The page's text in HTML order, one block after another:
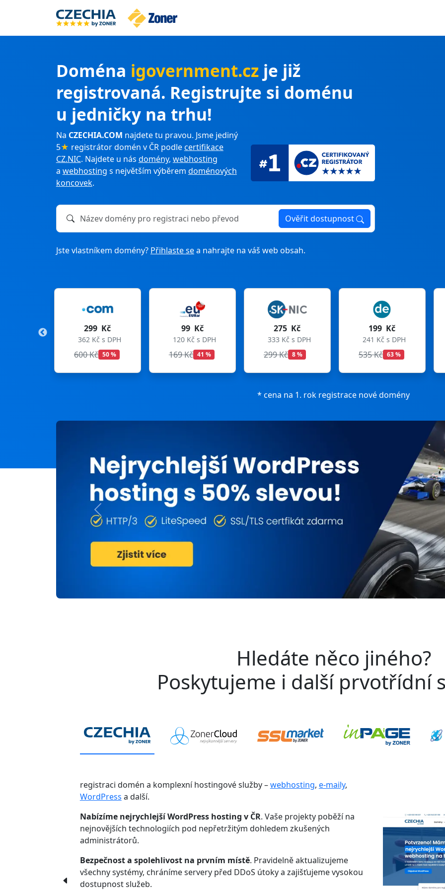
Doména igovernment.cz je již
registrovaná. Registrujte si doménu
u jedničky na trhu!
Na CZECHIA.COM najdete tu pravou. Jsme jediný
5★ registrátor domén v ČR podlecertifikace
CZ.NIC. Najdete u nás domény, webhosting
a webhosting s největším výběrem doménových
koncovek.
Název domény k registraci nebo převodu Ověřit dostupnost
Jste vlastníkem domény? Přihlaste sea nahrajte na váš web obsah.
299 Kč
362 Kč s DPH 120 Kč s DPH
169 Kč
333 Kč s DPH
299 Kč
241 Kč s DPH
535 Kč
241 Kč s DPH
699 Kč
* cena na 1. rok registrace nové domény
Previous
Hledáte něco jiného?
Poskytujeme i další prvotřídní
registraci domén a komplexní hostingové služby –webhosting, e-maily,
WordPress a další.
Nabízíme nejrychlejší WordPress hosting v ČR. Vaše projekty poběží na
nejnovějších technologiích pod nepřetržitým dohledem zkušených
administrátorů.
Bezpečnost a spolehlivost na prvním místě. Pravidelně aktualizujeme
všechny systémy, chráníme servery před DDoS útoky a zajišťujeme vysokou
dostupnost služeb.